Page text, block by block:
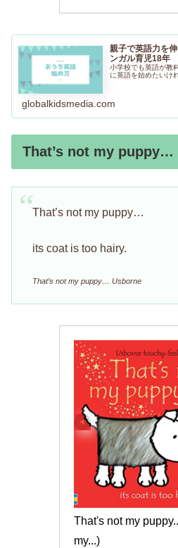
親子で英語力を
ンガル育児18年
小学校でも英語が教
に英語を始めたいけ
globalkidsmedia.com
That’s not my puppy…
That’s not my puppy…
its coat is too hairy.
That’s not my puppy… Usborne
That's not my
my...)